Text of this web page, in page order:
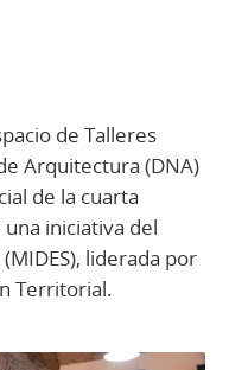
de Talleres
Arquitectura (DNA)
de la cuarta
iniciativa del
liderada por
Territorial.